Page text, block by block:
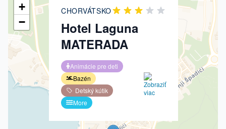
CHORVÁTSKO
Hotel Laguna
MATERADA
Animácie pre deti
Bazén
Detský kútik
More
+
−